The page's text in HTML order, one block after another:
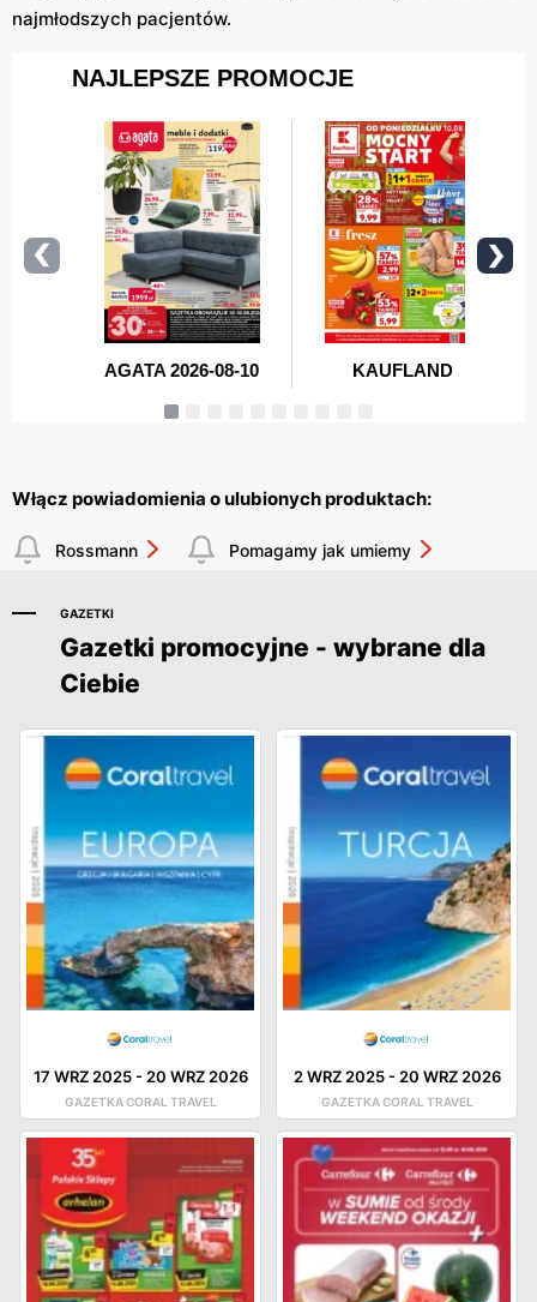
najmłodszych pacjentów.
Włącz powiadomienia o ulubionych produktach:
Rossmann Pomagamy jak umiemy
GAZETKI
Gazetki promocyjne - wybrane dla
Ciebie
17 WRZ 2025-20 WRZ 2026
GAZETKA CORAL TRAVEL
2 WRZ 2025-20 WRZ 2026
GAZETKA CORAL TRAVEL